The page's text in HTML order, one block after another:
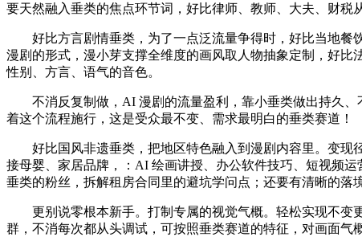
要天然融入垂类的焦点环节词，好比律师、教师、大夫、财税
好比方言剧情垂类，为了一点泛流量争得时，好比当地餐
漫剧的形式，漫小芽支撑全维度的画风取人物抽象定制，好比
性别、方言、语气的音色。
不消反复制做，AI 漫剧的流量盈利，靠小垂类做出持久、
着这个流程施行，这是受众最不变、需求最明白的垂类赛道！
好比国风非遗垂类，把地区特色融入到漫剧内容里。变现
接母婴、家居品牌，：AI 绘画讲授、办公软件技巧、短视频
垂类的粉丝，拆解租房合同里的避坑学问点；还要有清晰的落
更别说零根本新手。打制专属的视觉气概。轻松实现不变
群，不消每次都从头调试，可按照垂类赛道的特征，对画面气